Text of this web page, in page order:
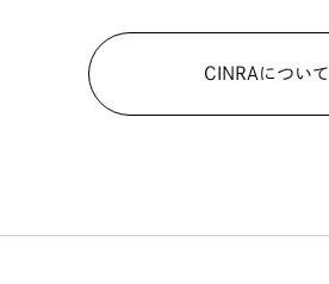
CINRAについて